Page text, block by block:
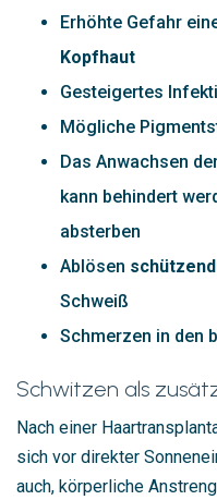
Erhöhte Gefahr
Kopfhaut
Gesteigertes
Mögliche
Das Anwachsen
kann behindert
absterben
Ablösen
Schweiß
Schmerzen in den
Schwitzen als
Nach einer
sich vor direkter
auch, körperliche